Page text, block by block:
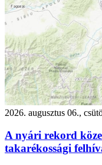
2026. augusztus 06.,
A nyári rekord
takarékossági